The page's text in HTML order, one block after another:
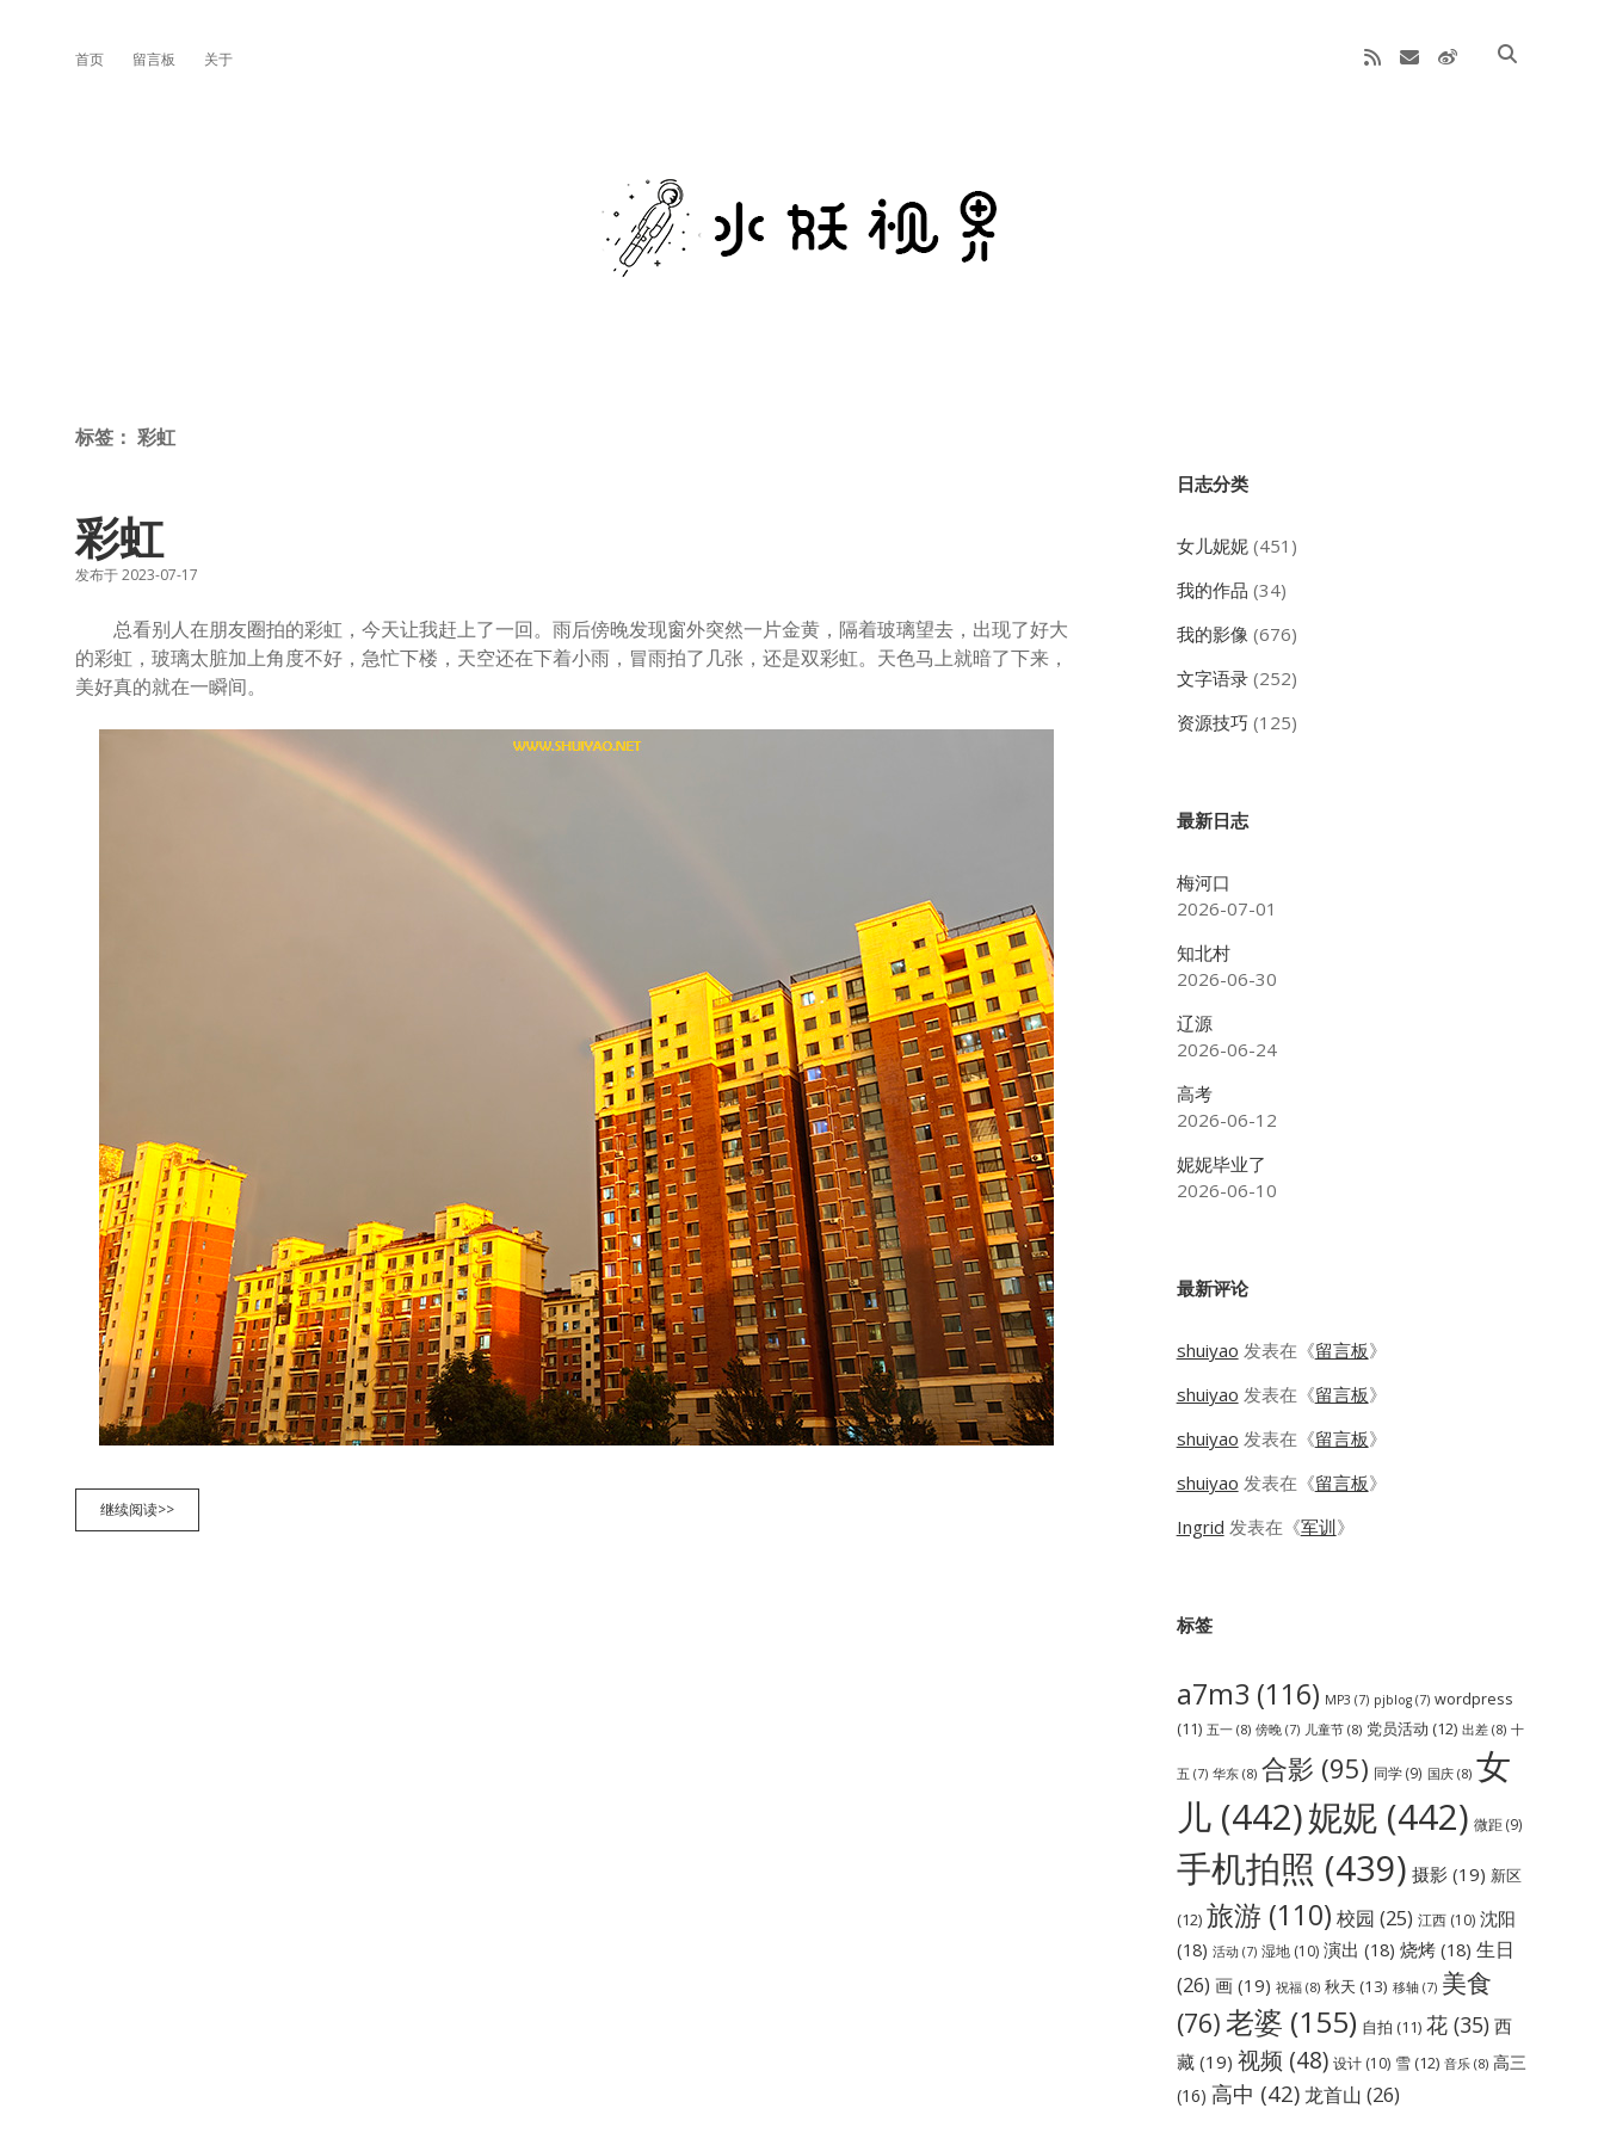
首页 留言板 关于 rss emailweibo
水
妖
标签： 彩虹
彩虹
发布于 2023-07-17
总看别人在朋友圈拍的彩虹，今天让我赶上了一回。雨后傍晚发现窗外突然一片金黄，隔着玻璃望去，出现了好大
的彩虹，玻璃太脏加上角度不好，急忙下楼，天空还在下着小雨，冒雨拍了几张，还是双彩虹。天色马上就暗了下来，
美好真的就在一瞬间。
继续阅读>>彩
虹
Sidebar
日志分类
女儿妮妮(451)
我的作品 (34)
我的影像 (676)
文字语录(252)
资源技巧 (125)
最新日志
梅河口
2026-07-01
知北村
2026-06-30
辽源
2026-06-24
高考
2026-06-12
妮妮毕业了
2026-06-10
最新评论
shuiyao 发表在《留言板》
shuiyao 发表在《留言板》
shuiyao 发表在《留言板》
shuiyao 发表在《留言板》
Ingrid 发表在《军训》
标签
a7m3 (116) MP3 (7) pjblog(7) wordpress
(11) 五一(8) 傍晚(7) 儿童节(8) 党员活动 (12) 出差(8) 十
五 (7) 华东(8) 合影 (95) 同学(9) 国庆(8) 女
儿(442)妮妮(442) 微距(9)
手机拍照 (439) 摄影(19) 新区
(12) 旅游(110) 校园 (25) 江西(10) 沈阳
(18) 活动 (7) 湿地(10) 演出 (18) 烧烤(18) 生日
(26) 画(19) 祝福(8) 秋天 (13) 移轴(7) 美食
(76)老婆 (155) 自拍 (11) 花(35) 西
藏(19) 视频 (48) 设计(10) 雪(12) 音乐(8) 高三
(16) 高中 (42)龙首山 (26)